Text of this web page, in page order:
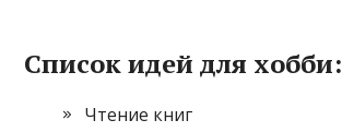
Список идей для хобби:
Чтение книг